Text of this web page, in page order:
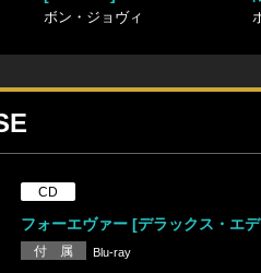
ボン・ジョヴィ
CD
フォーエヴァー [デラックス・エ
付 属 Blu-ray